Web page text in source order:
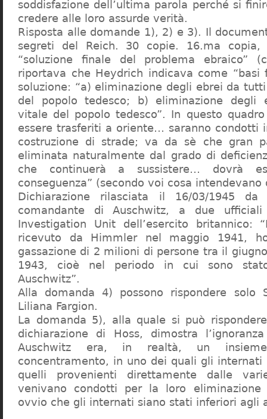
soddisfazione dell’ultima parola perché si
credere alle loro assurde verità.
Risposta alle domande 1), 2) e 3). Il
segreti del Reich. 30 copie. 16.ma copia,
“soluzione finale del problema ebraico”
riportava che Heydrich indicava come “basi
soluzione: “a) eliminazione degli ebrei da
del popolo tedesco; b) eliminazione degli
vitale del popolo tedesco”. In questo
essere trasferiti a oriente… saranno condotti
costruzione di strade; va da sè che gran
eliminata naturalmente dal grado di
che continuerà a sussistere… dovrà
conseguenza” (secondo voi cosa intendevano
Dichiarazione rilasciata il 16/03/1945
comandante di Auschwitz, a due
Investigation Unit dell’esercito britannico:
ricevuto da Himmler nel maggio 1941,
gassazione di 2 milioni di persone tra il
1943, cioè nel periodo in cui sono
Auschwitz”.
Alla domanda 4) possono rispondere solo
Liliana Fargion.
La domanda 5), alla quale si può
dichiarazione di Hoss, dimostra
Auschwitz era, in realtà, un
concentramento, in uno dei quali gli
quelli provenienti direttamente dalle
venivano condotti per la loro eliminazione
ovvio che gli internati siano stati inferiori agli